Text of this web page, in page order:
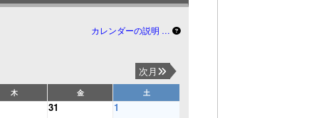
カレンダーの説明 …
次月
木 金 土
31
1